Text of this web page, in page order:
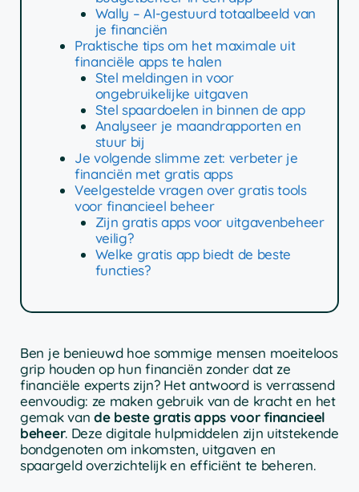
Wally – AI-gestuurd totaalbeeld van
je financiën
Praktische tips om het maximale uit
financiële apps te halen
Stel meldingen in voor
ongebruikelijke uitgaven
Stel spaardoelen in binnen de app
Analyseer je maandrapporten en
stuur bij
Je volgende slimme zet: verbeter je
financiën met gratis apps
Veelgestelde vragen over gratis tools
voor financieel beheer
Zijn gratis apps voor uitgavenbeheer
veilig?
Welke gratis app biedt de beste
functies?
Ben je benieuwd hoe sommige mensen moeiteloos
grip houden op hun financiën zonder dat ze
financiële experts zijn? Het antwoord is verrassend
eenvoudig: ze maken gebruik van de kracht en het
gemak van de beste gratis apps voor financieel
beheer. Deze digitale hulpmiddelen zijn uitstekende
bondgenoten om inkomsten, uitgaven en
spaargeld overzichtelijk en efficiënt te beheren.